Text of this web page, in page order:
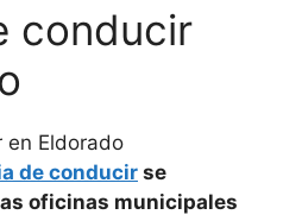
conducir
de conducir se
oficinas municipales